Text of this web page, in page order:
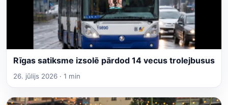
Rīgas satiksme izsolē pārdod 14 vecus trolejbusus
26. jūlijs 2026 · 1 min